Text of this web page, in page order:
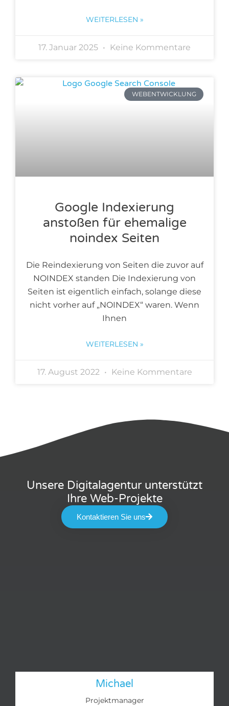
WEITERLESEN »
17. Januar 2025 Keine Kommentare
WEBENTWICKLUNG
Google Indexierung
anstoßen für ehemalige
noindex Seiten
Die Reindexierung von Seiten die zuvor auf
NOINDEX standen Die Indexierung von
Seiten ist eigentlich einfach, solange diese
nicht vorher auf „NOINDEX“ waren. Wenn
Ihnen
WEITERLESEN »
17. August 2022 Keine Kommentare
Unsere Digitalagentur unterstützt
Ihre Web-Projekte
Kontaktieren Sie uns
Michael
Projektmanager